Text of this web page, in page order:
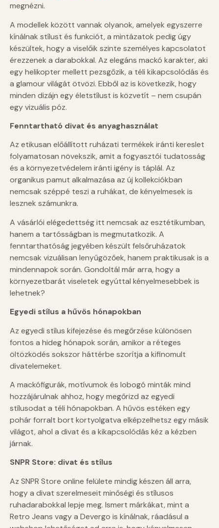
megnézni.
A modellek között vannak olyanok, amelyek egyszerre
kínálnak stílust és funkciót, a mintázatok pedig úgy
készültek, hogy a viselőik szinte személyes kapcsolatot
érezzenek a darabokkal. Az elegáns mackó karakter, aki
egy helikopter mellett pezsgőzik, a téli kikapcsolódás és
a glamour világát ötvözi. Ebből az is következik, hogy
minden dizájn egy életstílust is közvetít – nem csupán
egy vizuális póz.
Fenntartható divat és anyaghasználat
Az etikusan előállított ruházati termékek iránti kereslet
folyamatosan növekszik, amit a fogyasztói tudatosság
és a környezetvédelem iránti igény is táplál. Az
organikus pamut alkalmazása az új kollekciókban
nemcsak széppé teszi a ruhákat, de kényelmesek is
lesznek számunkra.
A vásárlói elégedettség itt nemcsak az esztétikumban,
hanem a tartósságban is megmutatkozik. A
fenntarthatóság jegyében készült felsőruházatok
nemcsak vizuálisan lenyűgözőek, hanem praktikusak is a
mindennapok során. Gondoltál már arra, hogy a
környezetbarát viseletek egyúttal kényelmesebbek is
lehetnek?
Egyedi stílus a hűvös hónapokban
Az egyedi stílus kifejezése és megőrzése különösen
fontos a hideg hónapok során, amikor a réteges
öltözködés sokszor háttérbe szorítja a kifinomult
divatelemeket.
A mackófigurák, motívumok és lobogó minták mind
hozzájárulnak ahhoz, hogy megőrizd az egyedi
stílusodat a téli hónapokban. A hűvös estéken egy
pohár forralt bort kortyolgatva elképzelhetsz egy másik
világot, ahol a divat és a kikapcsolódás kéz a kézben
járnak.
SNPR Store: divat és stílus
Az SNPR Store online felülete mindig készen áll arra,
hogy a divat szerelmeseit minőségi és stílusos
ruhadarabokkal lepje meg. Ismert márkákat, mint a
Retro Jeans vagy a Devergo is kínálnak, ráadásul a